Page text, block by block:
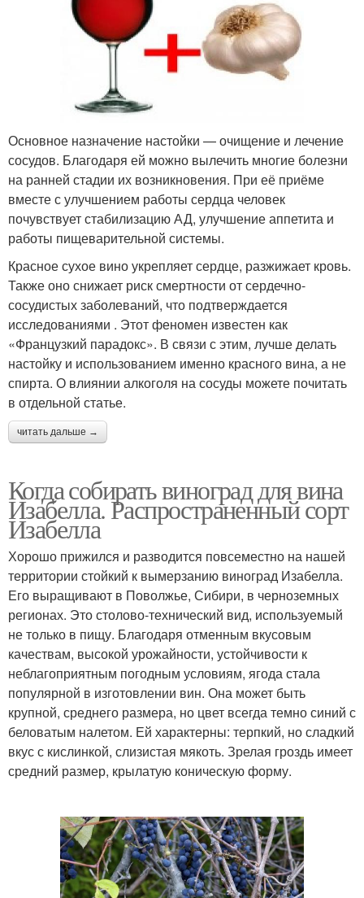
Основное назначение настойки — очищение и лечение
сосудов. Благодаря ей можно вылечить многие болезни
на ранней стадии их возникновения. При её приёме
вместе с улучшением работы сердца человек
почувствует стабилизацию АД, улучшение аппетита и
работы пищеварительной системы.
Красное сухое вино укрепляет сердце, разжижает кровь.
Также оно снижает риск смертности от сердечно-
сосудистых заболеваний, что подтверждается
исследованиями . Этот феномен известен как
«Французкий парадокс». В связи с этим, лучше делать
настойку и использованием именно красного вина, а не
спирта. О влиянии алкоголя на сосуды можете почитать
в отдельной статье.
читать дальше →
Когда собирать виноград для вина
Изабелла. Распространенный сорт
Изабелла
Хорошо прижился и разводится повсеместно на нашей
территории стойкий к вымерзанию виноград Изабелла.
Его выращивают в Поволжье, Сибири, в черноземных
регионах. Это столово-технический вид, используемый
не только в пищу. Благодаря отменным вкусовым
качествам, высокой урожайности, устойчивости к
неблагоприятным погодным условиям, ягода стала
популярной в изготовлении вин. Она может быть
крупной, среднего размера, но цвет всегда темно синий с
беловатым налетом. Ей характерны: терпкий, но сладкий
вкус с кислинкой, слизистая мякоть. Зрелая гроздь имеет
средний размер, крылатую коническую форму.